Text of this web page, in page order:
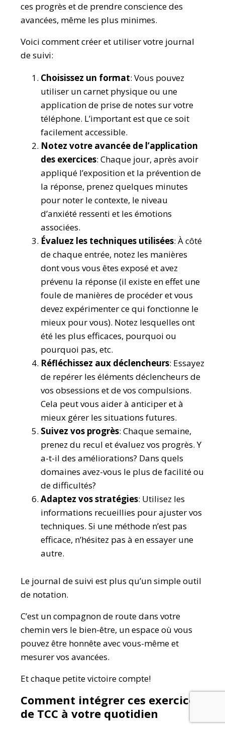
ces progrès et de prendre conscience des
avancées, même les plus minimes.
Voici comment créer et utiliser votre journal
de suivi:
Choisissez un format: Vous pouvez
utiliser un carnet physique ou une
application de prise de notes sur votre
téléphone. L’important est que ce soit
facilement accessible.
Notez votre avancée de l’application
des exercices: Chaque jour, après avoir
appliqué l’exposition et la prévention de
la réponse, prenez quelques minutes
pour noter le contexte, le niveau
d’anxiété ressenti et les émotions
associées.
Évaluez les techniques utilisées: À côté
de chaque entrée, notez les manières
dont vous vous êtes exposé et avez
prévenu la réponse (il existe en effet une
foule de manières de procéder et vous
devez expérimenter ce qui fonctionne le
mieux pour vous). Notez lesquelles ont
été les plus efficaces, pourquoi ou
pourquoi pas, etc.
Réfléchissez aux déclencheurs: Essayez
de repérer les éléments déclencheurs de
vos obsessions et de vos compulsions.
Cela peut vous aider à anticiper et à
mieux gérer les situations futures.
Suivez vos progrès: Chaque semaine,
prenez du recul et évaluez vos progrès. Y
a-t-il des améliorations? Dans quels
domaines avez-vous le plus de facilité ou
de difficultés?
Adaptez vos stratégies: Utilisez les
informations recueillies pour ajuster vos
techniques. Si une méthode n’est pas
efficace, n’hésitez pas à en essayer une
autre.
Le journal de suivi est plus qu’un simple outil
de notation.
C’est un compagnon de route dans votre
chemin vers le bien-être, un espace où vous
pouvez être honnête avec vous-même et
mesurer vos avancées.
Et chaque petite victoire compte!
Comment intégrer ces exercices
de TCC à votre quotidien